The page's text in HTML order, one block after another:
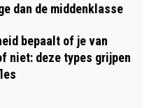
dan de middenklasse
bepaalt of je van
niet: deze types grijpen